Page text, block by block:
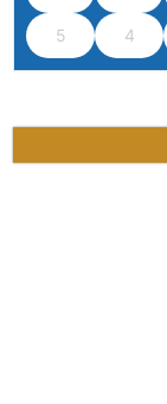
4
5